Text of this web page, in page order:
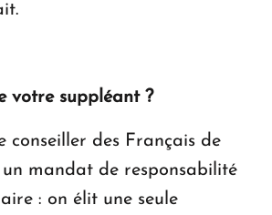
votre suppléant ?
conseiller des Français de
mandat de responsabilité
: on élit une seule